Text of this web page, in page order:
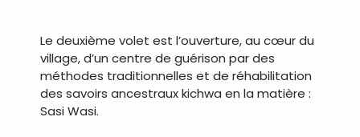
Le deuxième volet est l’ouverture, au cœur du
village, d’un centre de guérison par des
méthodes traditionnelles et de réhabilitation
des savoirs ancestraux kichwa en la matière :
Sasi Wasi.